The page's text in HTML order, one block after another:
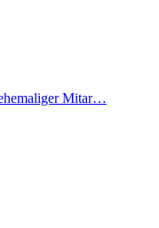
Mitar…